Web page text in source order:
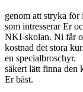
genom att stryka för
som intresserar Er
NKI-skolan. Ni får
kostnad det stora
en specialbroschyr.
säkert lätt finna den
Er bäst.